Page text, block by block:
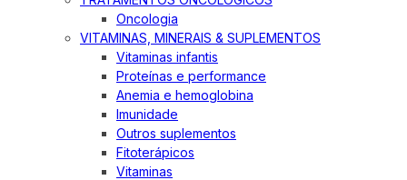
Oncologia
VITAMINAS, MINERAIS & SUPLEMENTOS
Vitaminas infantis
Proteínas e performance
Anemia e hemoglobina
Imunidade
Outros suplementos
Fitoterápicos
Vitaminas